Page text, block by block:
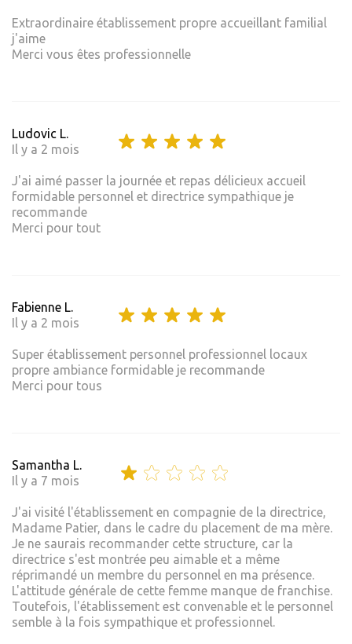
Extraordinaire établissement propre accueillant familial
j'aime
Merci vous êtes professionnelle
Ludovic L.
Il y a 2 mois
J'ai aimé passer la journée et repas délicieux accueil
formidable personnel et directrice sympathique je
recommande
Merci pour tout
Fabienne L.
Il y a 2 mois
Super établissement personnel professionnel locaux
propre ambiance formidable je recommande
Merci pour tous
Samantha L.
Il y a 7 mois
J'ai visité l'établissement en compagnie de la directrice,
Madame Patier, dans le cadre du placement de ma mère.
Je ne saurais recommander cette structure, car la
directrice s'est montrée peu aimable et a même
réprimandé un membre du personnel en ma présence.
L'attitude générale de cette femme manque de franchise.
Toutefois, l'établissement est convenable et le personnel
semble à la fois sympathique et professionnel.